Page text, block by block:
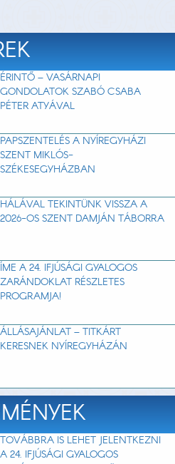
ÉRINTŐ – VASÁRNAPI
GONDOLATOK SZABÓ CSABA
PÉTER ATYÁVAL
PAPSZENTELÉS A NYÍREGYHÁZI
SZENT MIKLÓS-
SZÉKESEGYHÁZBAN
HÁLÁVAL TEKINTÜNK VISSZA A
2026-OS SZENT DAMJÁN TÁBORRA
ÍME A 24. IFJÚSÁGI GYALOGOS
ZARÁNDOKLAT RÉSZLETES
PROGRAMJA!
ÁLLÁSAJÁNLAT – TITKÁRT
KERESNEK NYÍREGYHÁZÁN
TOVÁBBRA IS LEHET JELENTKEZNI
A 24. IFJÚSÁGI GYALOGOS